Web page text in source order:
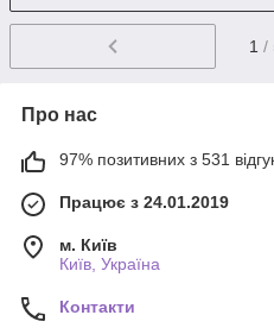
1 /
Про нас
97% позитивних з 531
Працює з 24.01.2019
м. Київ
Київ, Україна
Контакти